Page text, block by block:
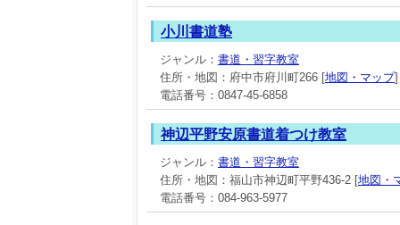
小川書道塾
ジャンル： 書道・習字教室
住所・地図：府中市府川町266 [地図・マップ]
電話番号：0847-45-6858
神辺平野安原書道着つけ教室
ジャンル： 書道・習字教室
住所・地図：福山市神辺町平野436-2 [地図・
電話番号：084-963-5977